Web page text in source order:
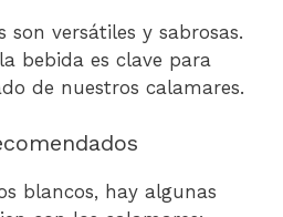
son versátiles y sabrosas.
bebida es clave para
de nuestros calamares.
blancos, hay algunas